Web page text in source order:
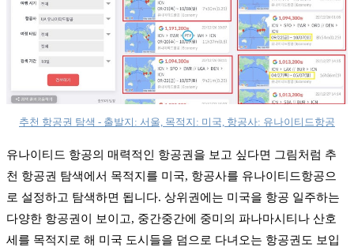
추천 항공권 탐색 - 출발지: 서울, 목적지: 미국, 항공사: 유나이티드항공
유나이티드 항공의 매력적인 항공권을 보고 싶다면 그림처럼 추
천 항공권 탐색에서 목적지를 미국, 항공사를 유나이티드항공으
로 설정하고 탐색하면 됩니다. 상위권에는 미국을 항공 일주하는
다양한 항공권이 보이고, 중간중간에 중미의 파나마시티나 산호
세를 목적지로 해 미국 도시들을 덤으로 다녀오는 항공권도 보입